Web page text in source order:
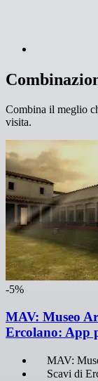
Combina il meglio
visita.
-5%
MAV: Museo
Ercolano: App
MAV:
Scavi di